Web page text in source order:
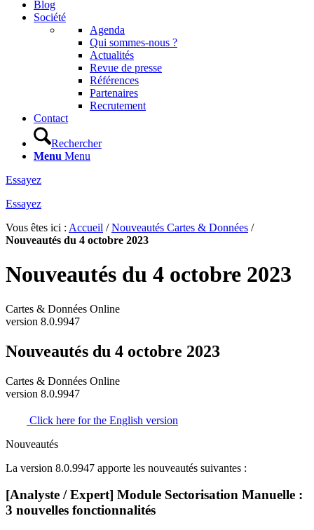
Blog
Société
Agenda
Qui sommes-nous ?
Actualités
Revue de presse
Références
Partenaires
Recrutement
Contact
Rechercher
Menu Menu
Essayez
Essayez
Vous êtes ici : Accueil /Nouveautés Cartes & Données /
Nouveautés du 4 octobre 2023
Nouveautés du 4 octobre 2023
Cartes & Données Online
version 8.0.9947
Nouveautés du 4 octobre 2023
Cartes & Données Online
version 8.0.9947
Click here for the English version
Nouveautés
La version 8.0.9947 apporte les nouveautés suivantes :
[Analyste / Expert] Module Sectorisation Manuelle :
3 nouvelles fonctionnalités